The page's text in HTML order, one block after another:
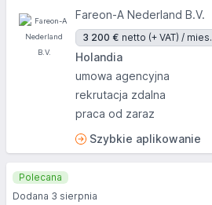
Fareon-A Nederland B.V.
3 200 € netto (+ VAT) / mies.
Holandia
umowa agencyjna
rekrutacja zdalna
praca od zaraz
Szybkie aplikowanie
Polecana
Dodana 3 sierpnia